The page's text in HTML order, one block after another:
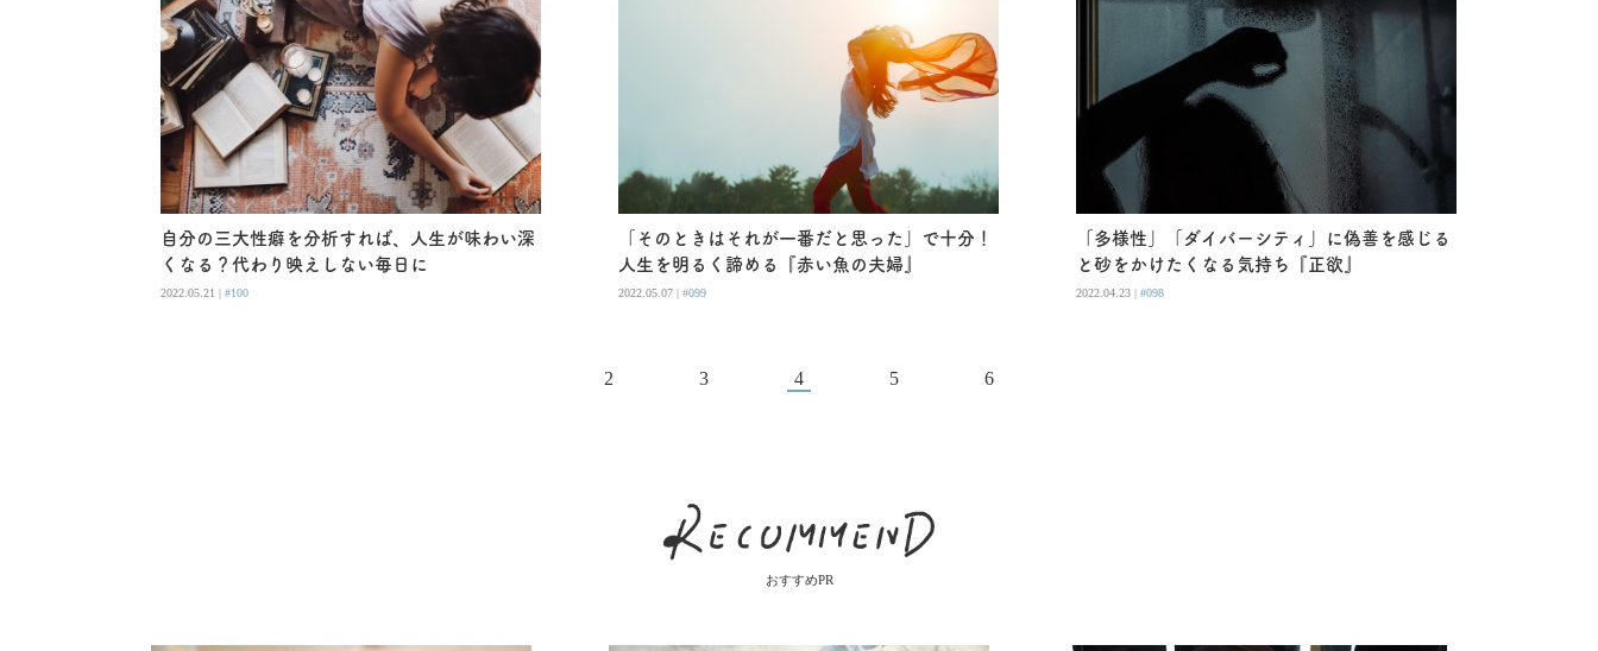
自分の三大性癖を分析すれば、人生が味わい深
くなる？代わり映えしない毎日に
2022.05.21 | #100
「そのときはそれが一番だと思った」で十分！
人生を明るく諦める『赤い魚の夫婦』
2022.05.07 | #099
「多様性」「ダイバーシティ」に偽善を感じる
と砂をかけたくなる気持ち『正欲』
2022.04.23 | #098
2 3 4 5 6
おすすめPR